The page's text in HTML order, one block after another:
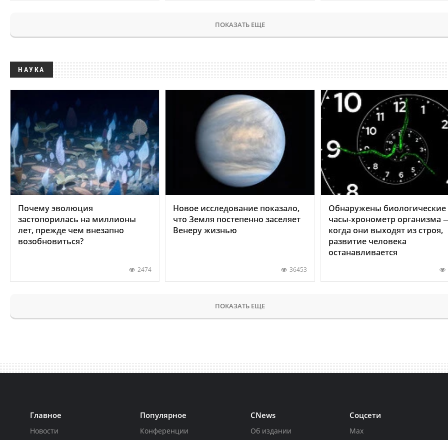
ПОКАЗАТЬ ЕЩЕ
НАУКА
Почему эволюция
застопорилась на миллионы
лет, прежде чем внезапно
возобновиться?
2474
Новое исследование показало,
что Земля постепенно заселяет
Венеру жизнью
36453
Обнаружены биологические
часы-хронометр организма
когда они выходят из строя,
развитие человека
останавливается
ПОКАЗАТЬ ЕЩЕ
Главное
Новости
Популярное
Конференции
CNews
Об издании
Соцсети
Max